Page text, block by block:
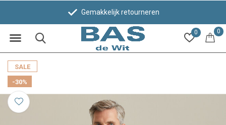
0 0
Gemakkelijk retourneren
SALE
-30%